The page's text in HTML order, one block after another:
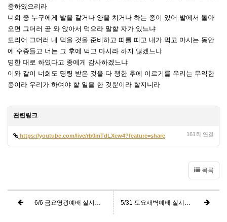
종하였으리라
너희 중 누구에게 밭을 갈거나 양을 치거나 하는 종이 있어 밭에서 돌아
오면 그더러 곧 와 앉아서 먹으라 말할 자가 있느냐
도리어 그더러 내 먹을 것을 준비하고 띠를 띠고 내가 먹고 마시는 동안
에 수종들고 너는 그 후에 먹고 마시라 하지 않겠느냐
명한 대로 하였다고 종에게 감사하겠느냐
이와 같이 너희도 명령 받은 것을 다 행한 후에 이르기를 우리는 무익한
종이라 우리가 하여야 할 일을 한 것뿐이라 할지니라
관련링크
https://youtube.com/live/rb0mTdLXcw4?feature=share 161회 연결
목록
6/6 금요영광예배 실시간 방송 5/31 토요새벽예배 실시간 방송